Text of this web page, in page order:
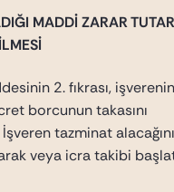
MADDİ ZARAR
2. fıkrası,
borcunun takasını
tazminat
veya icra takibi